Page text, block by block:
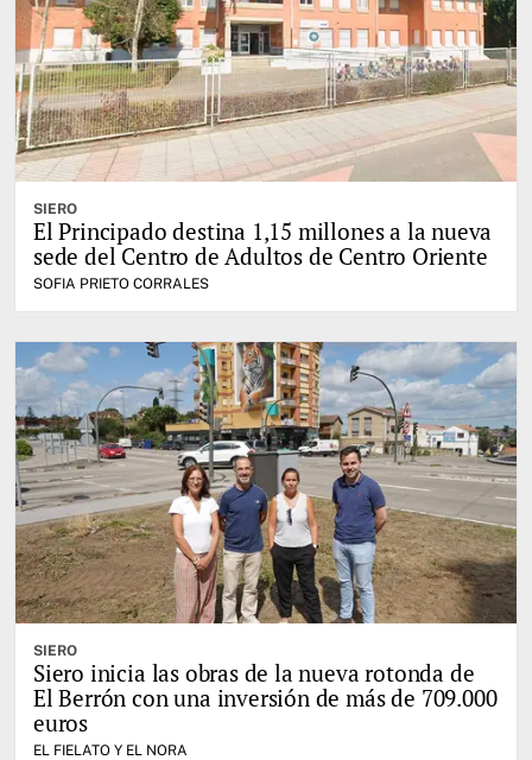
SIERO
El Principado destina 1,15 millones a la nueva
sede del Centro de Adultos de Centro Oriente
SOFIA PRIETO CORRALES
SIERO
Siero inicia las obras de la nueva rotonda de
El Berrón con una inversión de más de 709.000
euros
EL FIELATO Y EL NORA